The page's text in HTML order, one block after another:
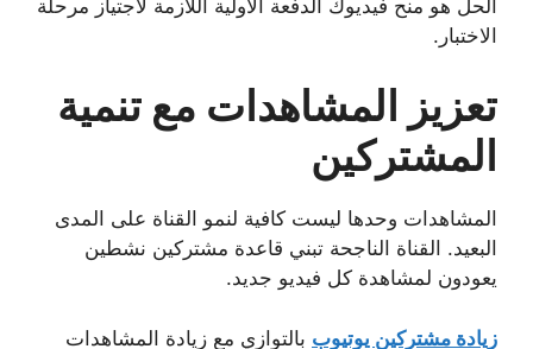
الحل هو منح فيديوك الدفعة الأولية اللازمة لاجتياز مرحلة
الاختبار.
تعزيز المشاهدات مع تنمية
المشتركين
المشاهدات وحدها ليست كافية لنمو القناة على المدى
البعيد. القناة الناجحة تبني قاعدة مشتركين نشطين
يعودون لمشاهدة كل فيديو جديد.
زيادة مشتركين يوتيوببالتوازي مع زيادة المشاهدات